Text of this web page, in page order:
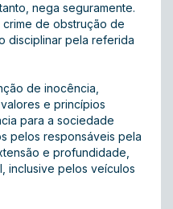
nega seguramente.
crime de obstrução de
disciplinar pela referida
de inocência,
e princípios
para a sociedade
pelos responsáveis pela
e profundidade,
inclusive pelos veículos